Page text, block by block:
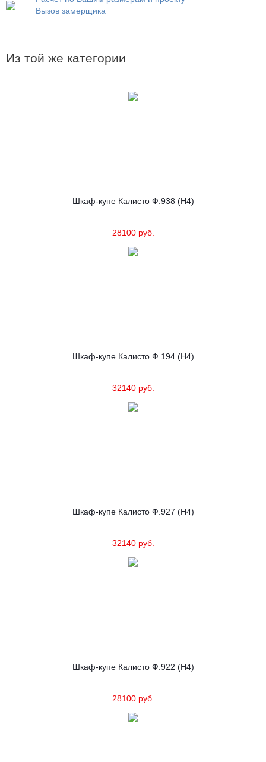
Вызов замерщика
Из той же категории
Шкаф-купе Калисто Ф.938 (Н4)
28100 руб.
Шкаф-купе Калисто Ф.194 (Н4)
32140 руб.
Шкаф-купе Калисто Ф.927 (Н4)
32140 руб.
Шкаф-купе Калисто Ф.922 (Н4)
28100 руб.